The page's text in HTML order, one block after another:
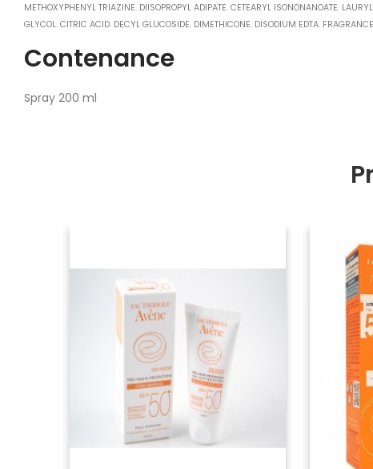
METHOXYPHENYL TRIAZINE. DIISOPROPYL ADIPATE. CETEARYL ISONONANOATE.
GLYCOL. CITRIC ACID. DECYL GLUCOSIDE. DIMETHICONE. DISODIUM EDTA.
Contenance
Spray 200 ml